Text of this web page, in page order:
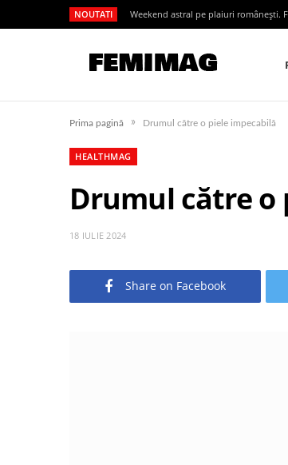
NOUTATI Weekend astral pe plaiuri românești.
Prima pagină » Drumul către o piele impecabilă
HEALTHMAG
Drumul către o
18 IULIE 2024
Share on Facebook